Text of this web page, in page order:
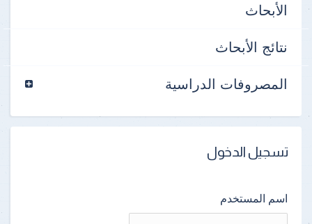
الأبحاث
نتائج الأبحاث
المصروفات الدراسية
تسجيل الدخول
اسم المستخدم